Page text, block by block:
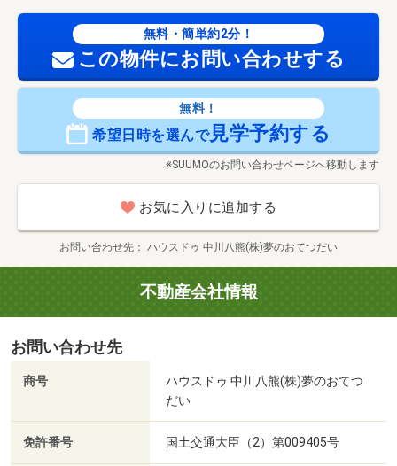
無料・簡単約2分！
この物件にお問い合わせする
無料！
希望日時を選んで見学予約する
※SUUMOのお問い合わせページへ移動します
お気に入りに追加する
お問い合わせ先 ハウスドゥ 中川八熊(株)夢のおてつだい
不動産会社情報
お問い合わせ先
商号
ハウスドゥ 中川八熊(株)夢のおてつ
だい
免許番号 国土交通大臣（2）第009405号